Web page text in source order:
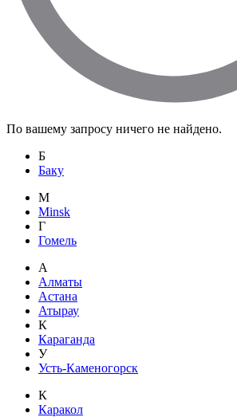
По вашему запросу ничего не найдено.
Б
Баку
M
Minsk
Г
Гомель
А
Алматы
Астана
Атырау
К
Караганда
У
Усть-Каменогорск
К
Каракол